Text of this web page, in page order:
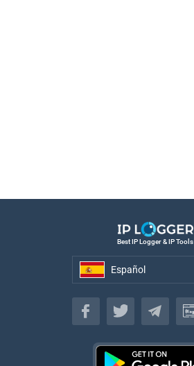
Best IP Logger & IP Tools
Español
Español